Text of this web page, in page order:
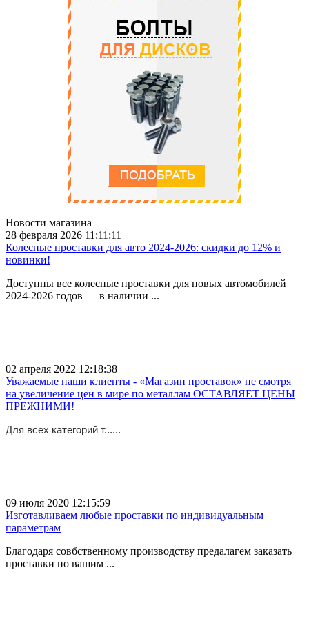
Новости магазина
28 февраля 2026 11:11:11
Колесные проставки для авто 2024-2026: скидки до 12% и
новинки!
Доступны все колесные проставки для новых автомобилей
2024-2026 годов — в наличии ...
02 апреля 2022 12:18:38
Уважаемые наши клиенты - «Магазин проставок» не смотря
на увеличение цен в мире по металлам ОСТАВЛЯЕТ ЦЕНЫ
ПРЕЖНИМИ!
Для всех категорий т......
09 июля 2020 12:15:59
Изготавливаем любые проставки по индивидуальным
параметрам
Благодаря совбственному производству предалагем заказать
проставки по вашим ...